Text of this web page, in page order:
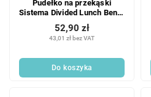
Pudełko na przekąski
Sistema Divided Lunch Bento
Cube z pojemnikiem na
jogurt i 2 tackami 1,25 l,
różowe
43,01 zł bez VAT
52,90 zł
Do koszyka